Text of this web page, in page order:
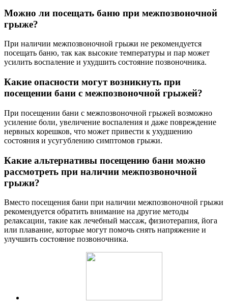
Можно ли посещать баню при межпозвоночной
грыже?
При наличии межпозвоночной грыжи не рекомендуется
посещать баню, так как высокие температуры и пар может
усилить воспаление и ухудшить состояние позвоночника.
Какие опасности могут возникнуть при
посещении бани с межпозвоночной грыжей?
При посещении бани с межпозвоночной грыжей возможно
усиление боли, увеличение воспаления и даже повреждение
нервных корешков, что может привести к ухудшению
состояния и усугублению симптомов грыжи.
Какие альтернативы посещению бани можно
рассмотреть при наличии межпозвоночной
грыжи?
Вместо посещения бани при наличии межпозвоночной грыжи
рекомендуется обратить внимание на другие методы
релаксации, такие как лечебный массаж, физиотерапия, йога
или плавание, которые могут помочь снять напряжение и
улучшить состояние позвоночника.